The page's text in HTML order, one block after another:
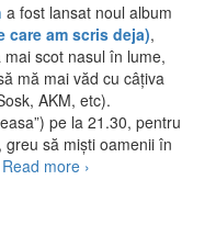
a fost lansat noul album
care am scris deja),
scot nasul în lume,
mă mai văd cu câțiva
AKM, etc).
pe la 21.30, pentru
să miști oamenii în
Read more Brazda Lui
›